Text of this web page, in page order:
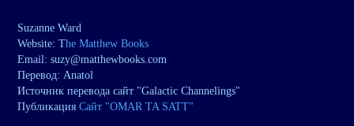
Suzanne Ward
Website: The Matthew Books
Email: suzy@matthewbooks.com
Перевод: Anatol
Источник перевода сайт "Galactic Channelings"
Публикация Сайт "OMAR TA SATT"